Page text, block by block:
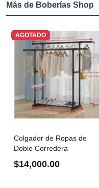
Más de Boberías Shop
AGOTADO
Colgador de Ropas de
Doble Corredera
$14,000.00